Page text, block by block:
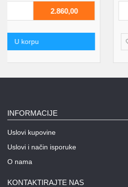
Web cena
INFORMACIJE
Uslovi kupovine
Uslovi i način isporuke
O nama
KONTAKTIRAJTE NAS